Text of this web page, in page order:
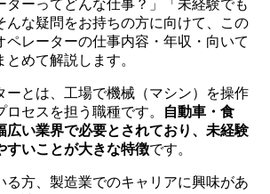
ターってどんな仕事？」「未経験でも
な疑問をお持ちの方に向けて、この
ペレーターの仕事内容・年収・向いて
めて解説します。
ーとは、工場で機械（マシン）を操作
ロセスを担う職種です。
自動車・食
広い業界で必要とされており、未経験
すいことが大きな特徴です。
る方、製造業でのキャリアに興味があ